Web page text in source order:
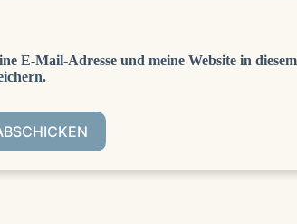
E-Mail-Adresse und meine Website in